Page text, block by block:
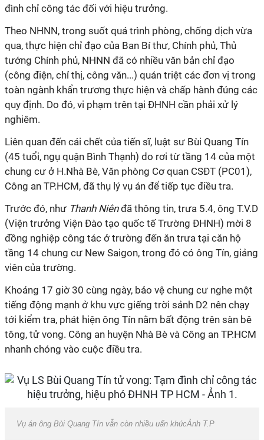
đình chỉ công tác đối với hiệu trưởng.
Theo NHNN, trong suốt quá trình phòng, chống dịch vừa
qua, thực hiện chỉ đạo của Ban Bí thư, Chính phủ, Thủ
tướng Chính phủ, NHNN đã có nhiều văn bản chỉ đạo
(công điện, chỉ thị, công văn...) quán triệt các đơn vị trong
toàn ngành khẩn trương thực hiện và chấp hành đúng các
quy định. Do đó, vi phạm trên tại ĐHNH cần phải xử lý
nghiêm.
Liên quan đến cái chết của tiến sĩ, luật sư Bùi Quang Tín
(45 tuổi, ngụ quận Bình Thạnh) do rơi từ tầng 14 của một
chung cư ở H.Nhà Bè, Văn phòng Cơ quan CSĐT (PC01),
Công an TP.HCM, đã thụ lý vụ án để tiếp tục điều tra.
Trước đó, như Thanh Niênđã thông tin, trưa 5.4, ông T.V.D
(Viện trưởng Viện Đào tạo quốc tế Trường ĐHNH) mời 8
đồng nghiệp công tác ở trường đến ăn trưa tại căn hộ
tầng 14 chung cư New Saigon, trong đó có ông Tín, giảng
viên của trường.
Khoảng 17 giờ 30 cùng ngày, bảo vệ chung cư nghe một
tiếng động mạnh ở khu vực giếng trời sảnh D2 nên chạy
tới kiểm tra, phát hiện ông Tín nằm bất động trên sàn bê
tông, tử vong. Công an huyện Nhà Bè và Công an TP.HCM
nhanh chóng vào cuộc điều tra.
Vụ án ông Bùi Quang Tín vẫn còn nhiều uẩn khúcẢnh T.P